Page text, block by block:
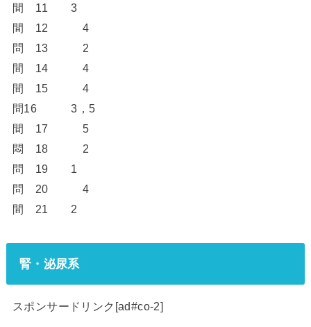
間 11 3
間 12 4
問 13 2
間 14 4
間 15 4
問16 3，5
間 17 5
悶 18 2
問 19 1
問 20 4
間 21 2
腎・泌尿系
スポンサードリンク[ad#co-2]